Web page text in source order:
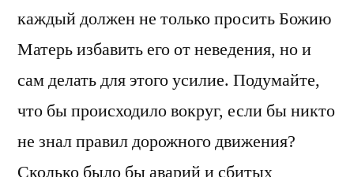
каждый должен не только просить Божию
Матерь избавить его от неведения, но и
сам делать для этого усилие. Подумайте,
что бы происходило вокруг, если бы никто
не знал правил дорожного движения?
Сколько было бы аварий и сбитых